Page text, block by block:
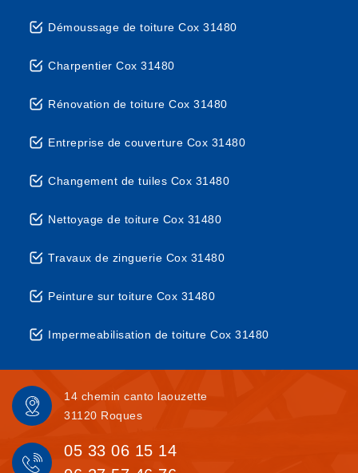
Démoussage de toiture Cox 31480
Charpentier Cox 31480
Rénovation de toiture Cox 31480
Entreprise de couverture Cox 31480
Changement de tuiles Cox 31480
Nettoyage de toiture Cox 31480
Travaux de zinguerie Cox 31480
Peinture sur toiture Cox 31480
Impermeabilisation de toiture Cox 31480
14 chemin canto laouzette
31120 Roques
05 33 06 15 14